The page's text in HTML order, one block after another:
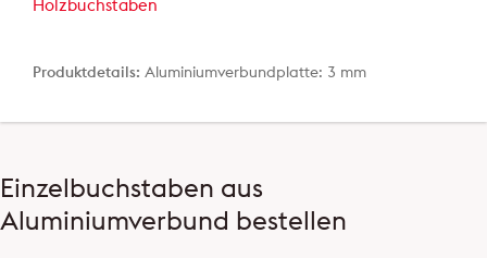
Holzbuchstaben
Produktdetails: Aluminiumverbundplatte: 3 mm
Einzelbuchstaben aus
Aluminiumverbund bestellen